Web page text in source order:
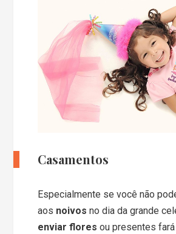
Casamentos
Especialmente se você não
aos noivos no dia da grande
enviar flores ou presentes